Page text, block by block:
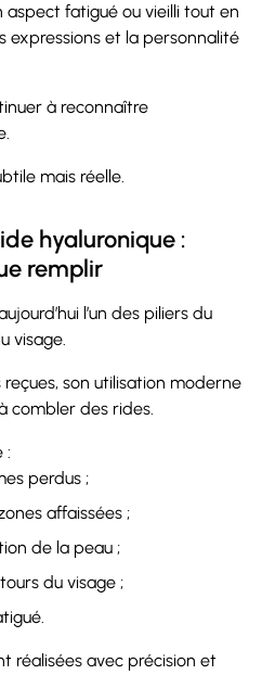
fatigué ou vieilli tout en
expressions et la personnalité
à reconnaître
mais réelle.
hyaluronique :
remplir
l’un des piliers du
visage.
son utilisation moderne
combler des rides.
:
perdus ;
affaissées ;
de la peau ;
du visage ;
réalisées avec précision et